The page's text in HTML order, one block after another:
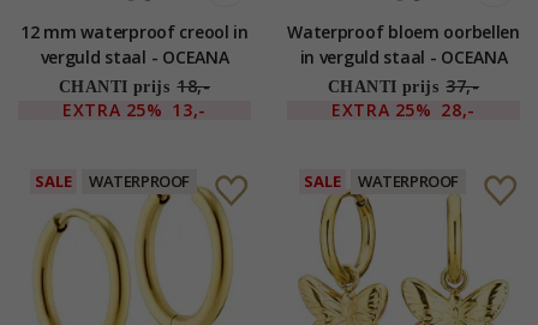
12 mm waterproof creool in
verguld staal - OCEANA
CHANTI prijs 18,-
EXTRA 25% 13,-
Waterproof bloem oorbellen
in verguld staal - OCEANA
CHANTI prijs 37,-
EXTRA 25% 28,-
SALE WATERPROOF SALE WATERPROOF